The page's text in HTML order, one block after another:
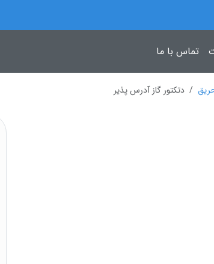
تماس با ما
دتکتور گاز آدرس پذیر